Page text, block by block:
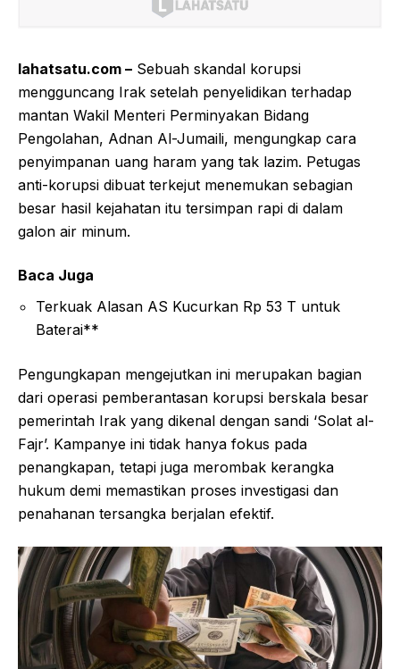
lahatsatu.com – Sebuah skandal korupsi
mengguncang Irak setelah penyelidikan terhadap
mantan Wakil Menteri Perminyakan Bidang
Pengolahan, Adnan Al-Jumaili, mengungkap cara
penyimpanan uang haram yang tak lazim. Petugas
anti-korupsi dibuat terkejut menemukan sebagian
besar hasil kejahatan itu tersimpan rapi di dalam
galon air minum.
Baca Juga
Terkuak Alasan AS Kucurkan Rp 53 T untuk
Baterai**
Pengungkapan mengejutkan ini merupakan bagian
dari operasi pemberantasan korupsi berskala besar
pemerintah Irak yang dikenal dengan sandi ‘Solat al-
Fajr’. Kampanye ini tidak hanya fokus pada
penangkapan, tetapi juga merombak kerangka
hukum demi memastikan proses investigasi dan
penahanan tersangka berjalan efektif.